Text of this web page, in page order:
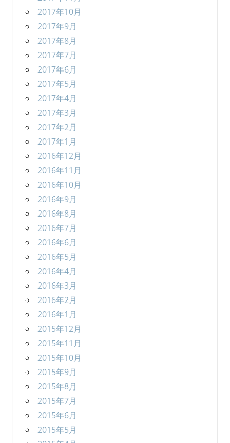
2017年10月
2017年9月
2017年8月
2017年7月
2017年6月
2017年5月
2017年4月
2017年3月
2017年2月
2017年1月
2016年12月
2016年11月
2016年10月
2016年9月
2016年8月
2016年7月
2016年6月
2016年5月
2016年4月
2016年3月
2016年2月
2016年1月
2015年12月
2015年11月
2015年10月
2015年9月
2015年8月
2015年7月
2015年6月
2015年5月